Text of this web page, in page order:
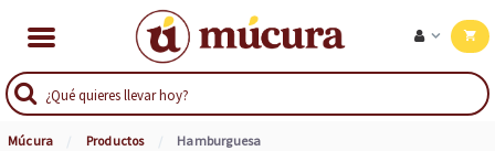
Múcura Productos Hamburguesa